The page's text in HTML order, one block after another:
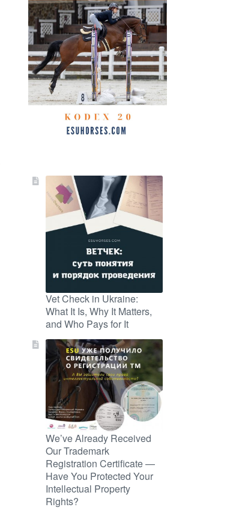
Vet Check in Ukraine:
What It Is, Why It Matters,
and Who Pays for It
We’ve Already Received
Our Trademark
Registration Certificate —
Have You Protected Your
Intellectual Property
Rights?